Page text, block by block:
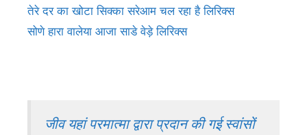
तेरे दर का खोटा सिक्का सरेआम चल रहा है लिरिक्स
सोणे हारा वालेया आजा साडे वेड़े लिरिक्स
जीव यहां परमात्मा द्वारा प्रदान की गई स्वांसों